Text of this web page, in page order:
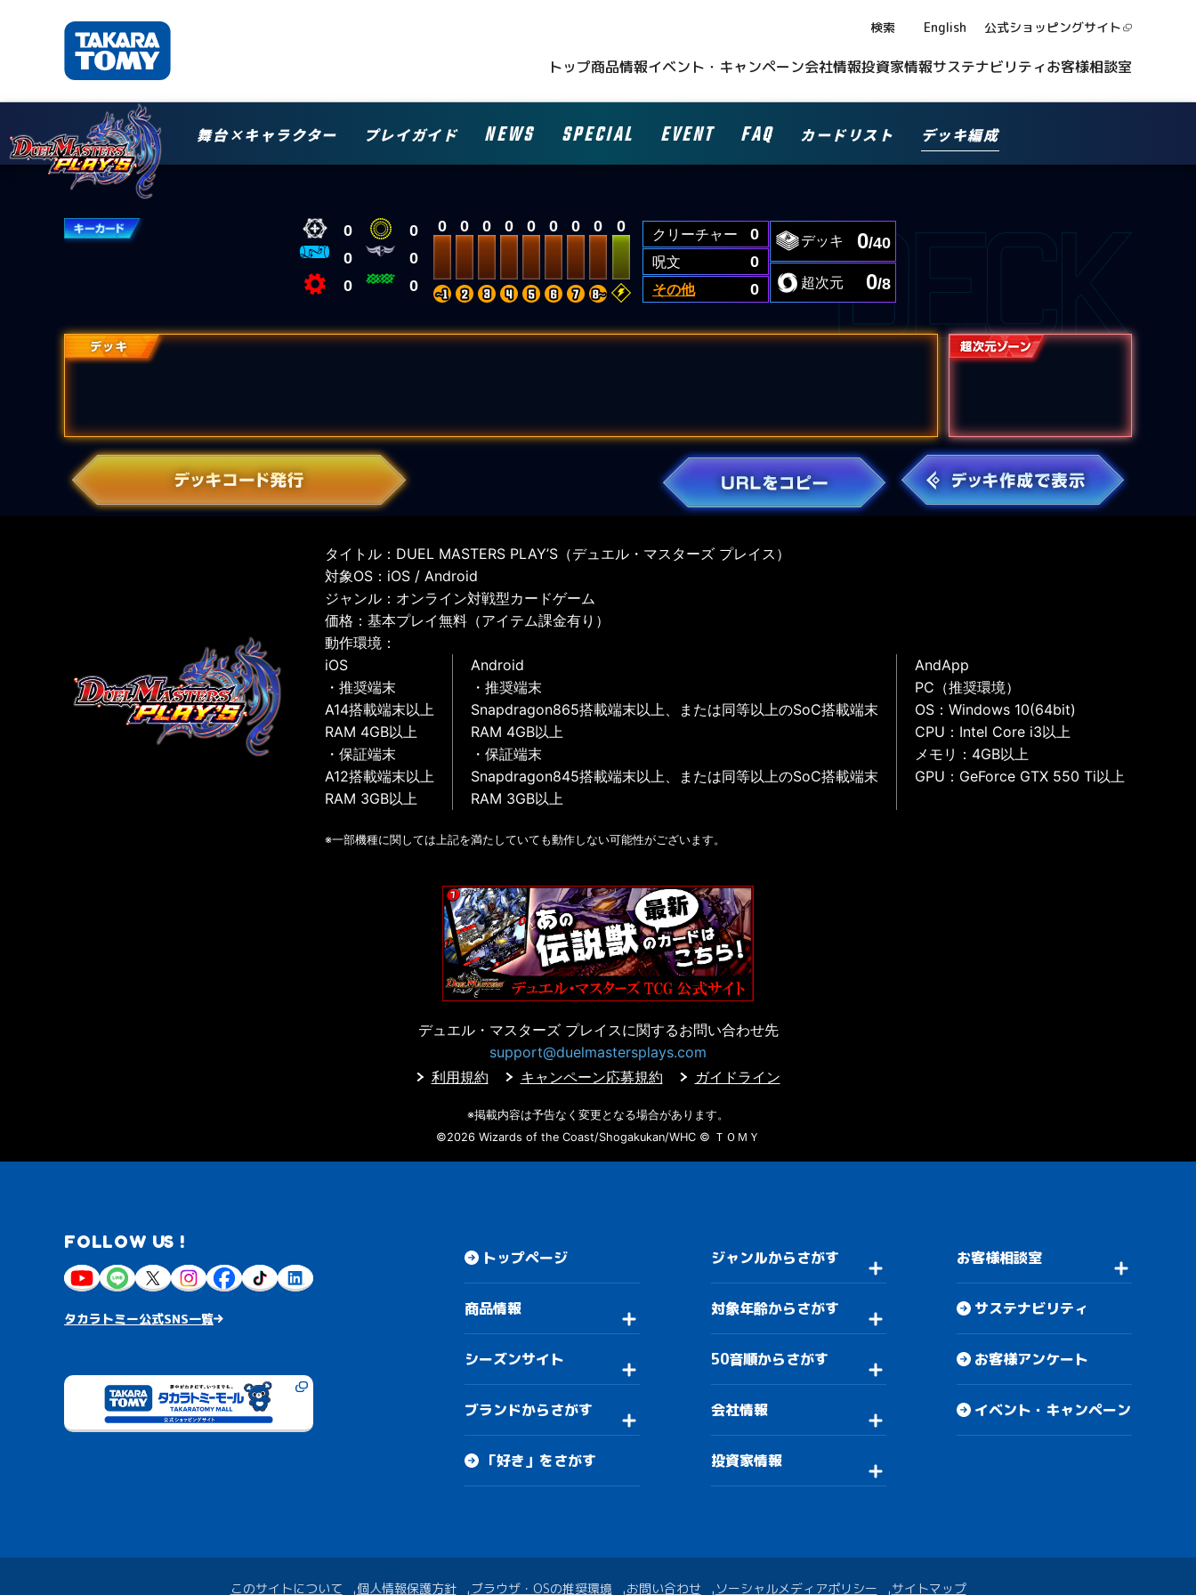
検索 English 公式ショッピングサイト
トップ商品情報イベント・キャンペーン会社情報投資家情報サステナビリティお客様相談室
舞台×キャラクター プレイガイド NEWS SPECIAL EVENT FAQ カードリスト デッキ編成
0
0
0
0
0
0
0 0 0 0 0 0 0 0 0 クリーチャー
0
呪文
0
その他
0
デッキ 0/40
超次元 0/8
タイトル：DUEL MASTERS PLAY’S（デュエル・マスターズ プレイス）
対象OS：iOS / Android
ジャンル：オンライン対戦型カードゲーム
価格：基本プレイ無料（アイテム課金有り）
動作環境：
iOS
・推奨端末
A14搭載端末以上
RAM 4GB以上
・保証端末
A12搭載端末以上
RAM 3GB以上
Android
・推奨端末
Snapdragon865搭載端末以上、または同等以上のSoC搭載端末
RAM 4GB以上
・保証端末
Snapdragon845搭載端末以上、または同等以上のSoC搭載端末
RAM 3GB以上
AndApp
PC（推奨環境）
OS：Windows 10(64bit)
CPU：Intel Core i3以上
メモリ：4GB以上
GPU：GeForce GTX 550 Ti以上
※一部機種に関しては上記を満たしていても動作しない可能性がございます。
デュエル・マスターズ プレイスに関するお問い合わせ先
support@duelmastersplays.com
利用規約
キャンペーン応募規約 ガイドライン
※掲載内容は予告なく変更となる場合があります。
©2026 Wizards of the Coast/Shogakukan/WHC © ＴＯＭＹ
FOLLOW US !
タカラトミー公式SNS一覧
トップページ
商品情報
シーズンサイト
ブランドからさがす
「好き」をさがす
ジャンルからさがす
対象年齢からさがす
50音順からさがす
会社情報
投資家情報
お客様相談室
サステナビリティ
お客様アンケート
イベント・キャンペーン
このサイトについて 個人情報保護方針 ブラウザ・OSの推奨環境 お問い合わせ ソーシャルメディアポリシー サイトマップ